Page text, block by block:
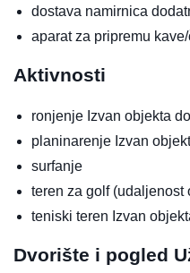
dostava namirnica
aparat za pripremu
Aktivnosti
ronjenje Izvan objekta
planinarenje Izvan
surfanje
teren za golf (udaljenost
teniski teren Izvan
Dvorište i pogled